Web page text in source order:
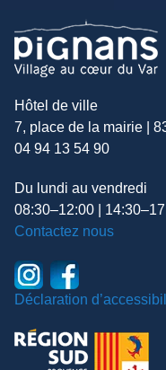
Hôtel de ville
7, place de la mairie |
04 94 13 54 90
Du lundi au vendredi
08:30–12:00 |
Contactez nous
Déclaration